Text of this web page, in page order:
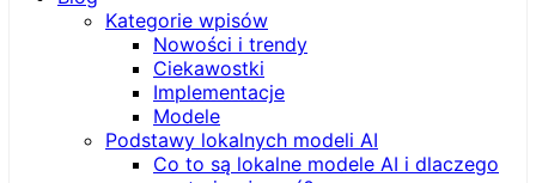
Kategorie wpisów
Nowości i trendy
Ciekawostki
Implementacje
Modele
Podstawy lokalnych modeli AI
Co to są lokalne modele AI i dlaczego